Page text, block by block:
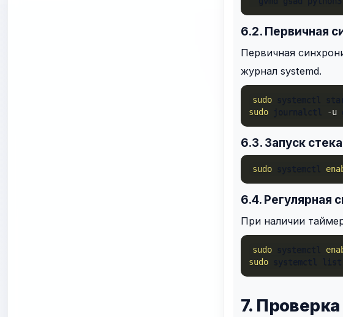
6.2. Первичная
Первичная
журнал systemd.
sudo
sudo
-u
6.3. Запуск стека
sudo
6.4. Регулярная
При наличии
sudo
sudo
7.